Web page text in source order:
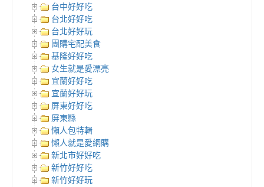
台中好好吃
台北好好吃
台北好好玩
團購宅配美食
基隆好好吃
女生就是愛漂亮
宜蘭好好吃
宜蘭好好玩
屏東好好吃
屏東縣
懶人包特輯
懶人就是愛網購
新北市好好吃
新竹好好吃
新竹好好玩